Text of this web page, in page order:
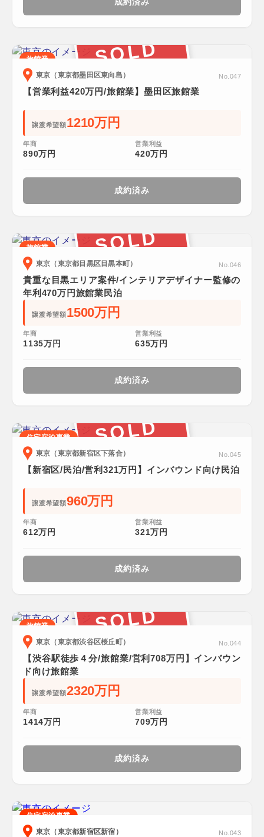
SOLD
旅館業
東京（東京都墨田区東向島）
No.047
【営業利益420万円/旅館業】墨田区旅館業
譲渡希望額1210万円
年商
890万円
営業利益
420万円
成約済み
SOLD
旅館業
東京（東京都目黒区目黒本町）
No.046
貴重な目黒エリア案件/インテリアデザイナー監修の
年利470万円旅館業民泊
譲渡希望額1500万円
年商
1135万円
営業利益
635万円
成約済み
SOLD
住宅宿泊事業
東京（東京都新宿区下落合）
No.045
【新宿区/民泊/営利321万円】インバウンド向け民泊
譲渡希望額960万円
年商
612万円
営業利益
321万円
成約済み
SOLD
旅館業
東京（東京都渋谷区桜丘町）
No.044
【渋谷駅徒歩４分/旅館業/営利708万円】インバウン
ド向け旅館業
譲渡希望額2320万円
年商
1414万円
営業利益
709万円
成約済み
住宅宿泊事業
東京（東京都新宿区新宿）
No.043